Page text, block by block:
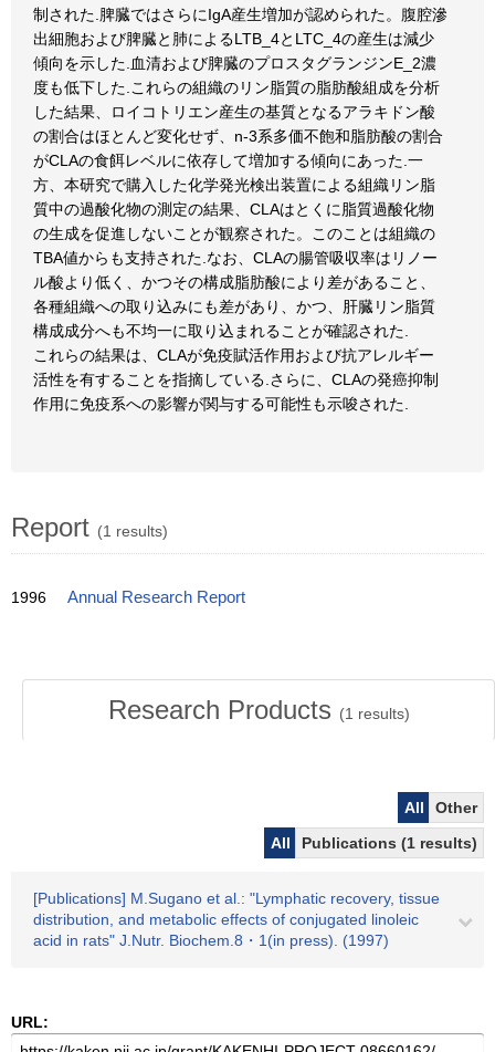
制された.脾臓ではさらにIgA産生増加が認められた。腹腔滲
出細胞および脾臓と肺によるLTB_4とLTC_4の産生は減少
傾向を示した.血清および脾臓のプロスタグランジンE_2濃
度も低下した.これらの組織のリン脂質の脂肪酸組成を分析
した結果、ロイコトリエン産生の基質となるアラキドン酸
の割合はほとんど変化せず、n-3系多価不飽和脂肪酸の割合
がCLAの食餌レベルに依存して増加する傾向にあった.一
方、本研究で購入した化学発光検出装置による組織リン脂
質中の過酸化物の測定の結果、CLAはとくに脂質過酸化物
の生成を促進しないことが観察された。このことは組織の
TBA値からも支持された.なお、CLAの腸管吸収率はリノー
ル酸より低く、かつその構成脂肪酸により差があること、
各種組織への取り込みにも差があり、かつ、肝臓リン脂質
構成成分へも不均一に取り込まれることが確認された.
これらの結果は、CLAが免疫賦活作用および抗アレルギー
活性を有することを指摘している.さらに、CLAの発癌抑制
作用に免疫系への影響が関与する可能性も示唆された.
Report (1 results)
1996 Annual Research Report
Research Products (1 results)
All
Other
All
Publications (1 results)
[Publications] M.Sugano et al.: "Lymphatic recovery, tissue
distribution, and metabolic effects of conjugated linoleic
acid in rats" J.Nutr. Biochem.8・1(in press). (1997)
URL: